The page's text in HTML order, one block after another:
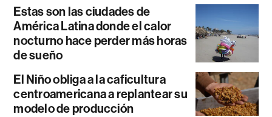
Estas son las ciudades de
América Latina donde el calor
nocturno hace perder más horas
de sueño
El Niño obliga a la caficultura
centroamericana a replantear su
modelo de producción